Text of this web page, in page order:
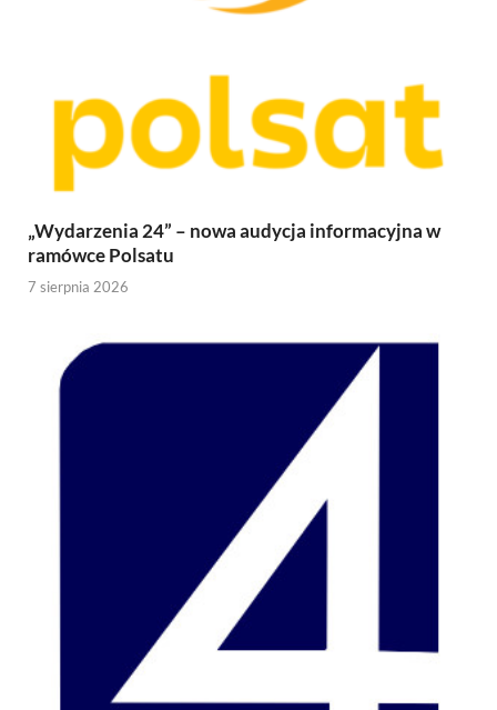
„Wydarzenia 24” – nowa audycja informacyjna w
ramówce Polsatu
7 sierpnia 2026